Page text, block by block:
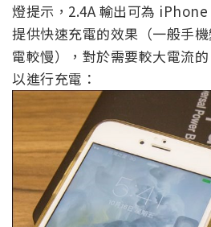
燈提示，2.4A 輸出可為
提供快速充電的效果（一般手
電較慢），對於需要較大電流
以進行充電：